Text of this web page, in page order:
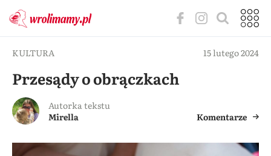
KULTURA 15 lutego 2024
Przesądy o obrączkach
Autorka tekstu
Mirella
Komentarze